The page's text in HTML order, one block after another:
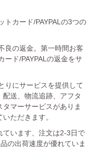
トカード/PAYPALの3つの
良の返金。第一時間お客
ード/PAYPALの返金をサ
りにサービスを提供して
送、物流追跡、アフタ
マーサービスがありま
ただきます。
ています、注文は2-3日で
の出荷速度が優れていま